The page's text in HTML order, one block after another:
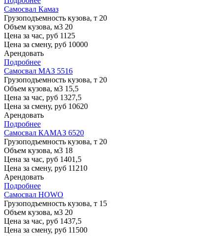
Самосвал Камаз
Грузоподъемность кузова, т 20
Объем кузова, м3 20
Цена за час, руб 1125
Цена за смену, руб 10000
Арендовать
Подробнее
Самосвал МАЗ 5516
Грузоподъемность кузова, т 20
Объем кузова, м3 15,5
Цена за час, руб 1327,5
Цена за смену, руб 10620
Арендовать
Подробнее
Самосвал КАМАЗ 6520
Грузоподъемность кузова, т 20
Объем кузова, м3 18
Цена за час, руб 1401,5
Цена за смену, руб 11210
Арендовать
Подробнее
Самосвал HOWO
Грузоподъемность кузова, т 15
Объем кузова, м3 20
Цена за час, руб 1437,5
Цена за смену, руб 11500